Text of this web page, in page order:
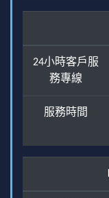
24小時客戶服
務專線
服務時間